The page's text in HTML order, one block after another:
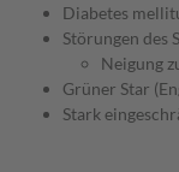
Diabetes
Störungen des
Neigung
Grüner Star
Stark